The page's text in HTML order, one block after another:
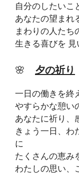
自分のしたいこ
あなたの望まれ
まわりの人たち
生きる喜びを 見
🌸 夕の祈り
一日の働きを終
やすらかな憩い
あなたに祈り、
きょう一日、わ
に
たくさんの恵み
わたしの思い、